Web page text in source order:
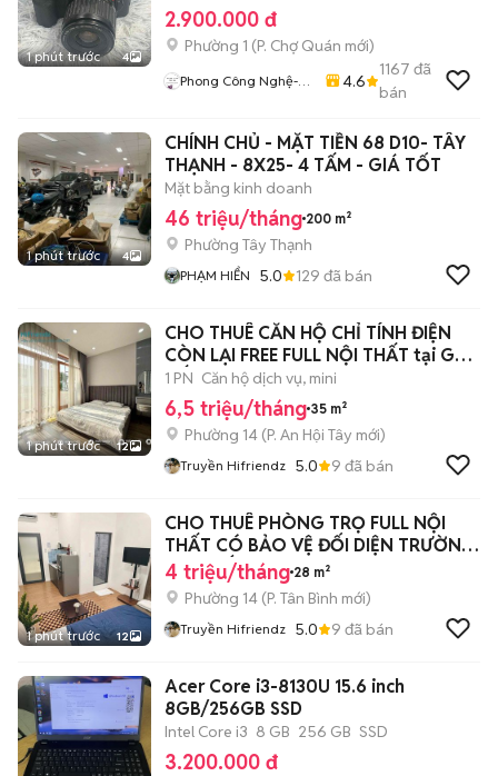
1 phút trước 4
2.900.000 đ
Phường 1 (P. Chợ Quán mới)
Phong Công Nghệ-
4.6
1167 đã
bán
1 phút trước 4
CHÍNH CHỦ - MẶT TIỀN 68 D10- TÂY
THẠNH - 8X25- 4 TẤM - GIÁ TỐT
Mặt bằng kinh doanh
46 triệu/tháng 200 m²
Phường Tây Thạnh
PHẠM HIỂN 5.0 129 đã bán
1 phút trước 12
CHO THUÊ CĂN HỘ CHỈ TÍNH ĐIỆN
CÒN LẠI FREE FULL NỘI THẤT tại GÒ
VẤP
1 PN Căn hộ dịch vụ, mini
6,5 triệu/tháng 35 m²
Phường 14 (P. An Hội Tây mới)
Truyền Hifriendz 5.0 9 đã bán
1 phút trước 12
CHO THUÊ PHÒNG TRỌ FULL NỘI
THẤT CÓ BẢO VỆ ĐỐI DIỆN TRƯỜNG
VĂN HIẾN
4 triệu/tháng 28 m²
Phường 14 (P. Tân Bình mới)
Truyền Hifriendz 5.0 9 đã bán
Acer Core i3-8130U 15.6 inch
8GB/256GB SSD
Intel Core i3 8 GB 256 GB SSD
3.200.000 đ